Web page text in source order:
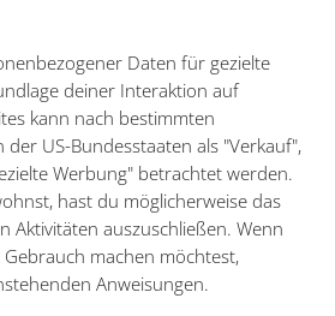
Daten für gezielte
deiner Interaktion auf
kann nach bestimmten
der US-Bundesstaaten als "Verkauf",
Werbung" betrachtet werden.
hast du möglicherweise das
Aktivitäten auszuschließen. Wenn
machen möchtest,
Anweisungen.